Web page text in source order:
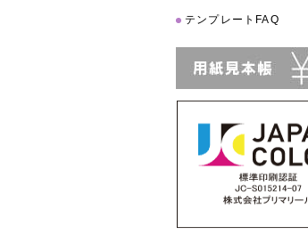
テンプレートFAQ